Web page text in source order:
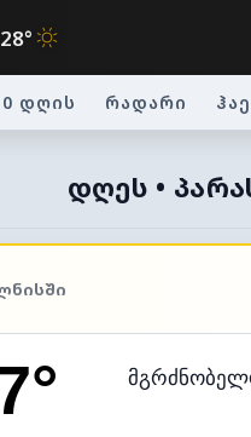
დღის რადარი
ᲓᲦᲔᲡ •